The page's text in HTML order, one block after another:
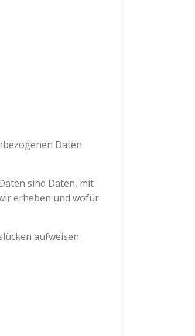
Daten
sind Daten, mit
erheben und wofür
aufweisen